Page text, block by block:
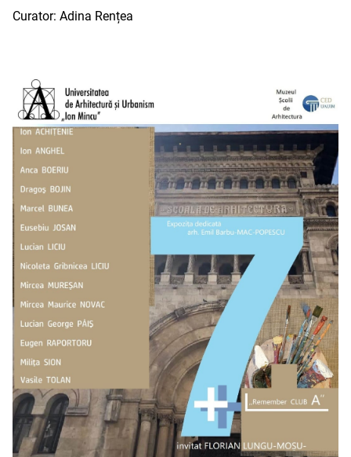
Curator: Adina Rențea